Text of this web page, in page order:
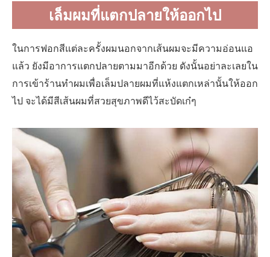
เล็มผมที่แตกปลายให้ออกไป
ในการฟอกสีแต่ละครั้งผมนอกจากเส้นผมจะมีความอ่อนแอ
แล้ว ยังมีอาการแตกปลายตามมาอีกด้วย ดังนั้นอย่าละเลยใน
การเข้าร้านทำผมเพื่อเล็มปลายผมที่แห้งแตกเหล่านั้นให้ออก
ไป จะได้มีสีเส้นผมที่สวยสุขภาพดีไว้สะบัดเก๋ๆ